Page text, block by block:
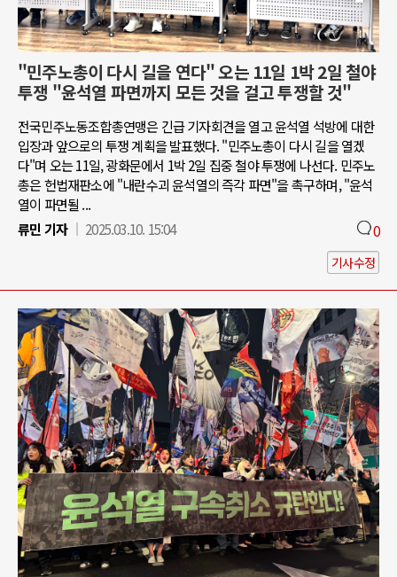
"민주노총이 다시 길을 연다" 오는 11일 1박 2일 철야
투쟁 "윤석열 파면까지 모든 것을 걸고 투쟁할 것"
전국민주노동조합총연맹은 긴급 기자회견을 열고 윤석열 석방에 대한
입장과 앞으로의 투쟁 계획을 발표했다. "민주노총이 다시 길을 열겠
다"며 오는 11일, 광화문에서 1박 2일 집중 철야 투쟁에 나선다. 민주노
총은 헌법재판소에 "내란수괴 윤석열의 즉각 파면"을 촉구하며, "윤석
열이 파면될 ...
류민 기자
2025.03.10. 15:04 0
기사수정